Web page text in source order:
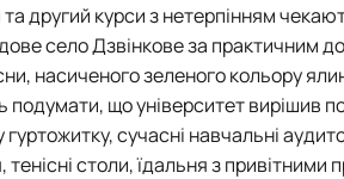
другий курси з нетерпінням
село Дзвінкове за практичним
насиченого зеленого кольору
подумати, що університет вирішив
сучасні навчальні
тенісні столи, їдальня з